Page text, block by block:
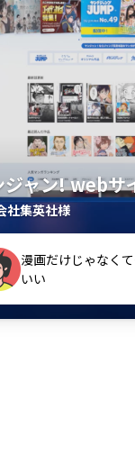
ジャン! webサ
社集英社様
すっかり単行本派
たら毎週楽しくな
紙の雑誌買うより